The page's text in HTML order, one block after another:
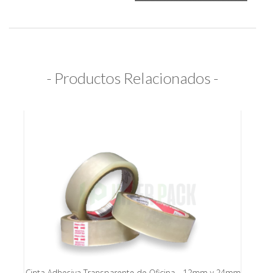
- Productos Relacionados -